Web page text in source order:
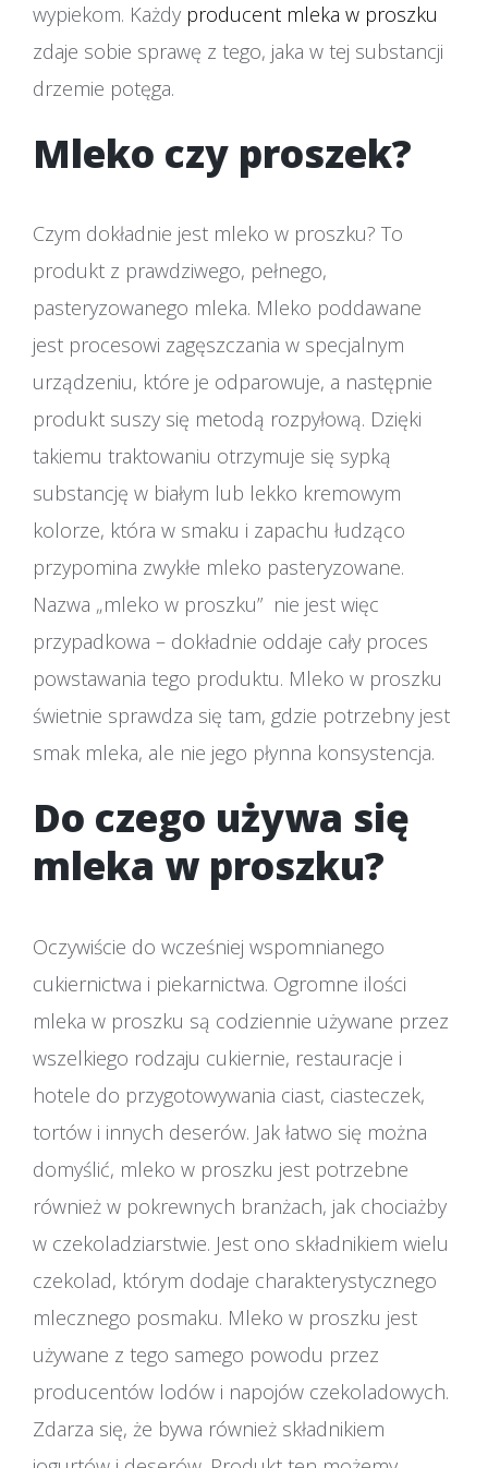
wypiekom. Każdy producent mleka w proszku
zdaje sobie sprawę z tego, jaka w tej substancji
drzemie potęga.
Mleko czy proszek?
Czym dokładnie jest mleko w proszku? To
produkt z prawdziwego, pełnego,
pasteryzowanego mleka. Mleko poddawane
jest procesowi zagęszczania w specjalnym
urządzeniu, które je odparowuje, a następnie
produkt suszy się metodą rozpyłową. Dzięki
takiemu traktowaniu otrzymuje się sypką
substancję w białym lub lekko kremowym
kolorze, która w smaku i zapachu łudząco
przypomina zwykłe mleko pasteryzowane.
Nazwa „mleko w proszku” nie jest więc
przypadkowa – dokładnie oddaje cały proces
powstawania tego produktu. Mleko w proszku
świetnie sprawdza się tam, gdzie potrzebny jest
smak mleka, ale nie jego płynna konsystencja.
Do czego używa się
mleka w proszku?
Oczywiście do wcześniej wspomnianego
cukiernictwa i piekarnictwa. Ogromne ilości
mleka w proszku są codziennie używane przez
wszelkiego rodzaju cukiernie, restauracje i
hotele do przygotowywania ciast, ciasteczek,
tortów i innych deserów. Jak łatwo się można
domyślić, mleko w proszku jest potrzebne
również w pokrewnych branżach, jak chociażby
w czekoladziarstwie. Jest ono składnikiem wielu
czekolad, którym dodaje charakterystycznego
mlecznego posmaku. Mleko w proszku jest
używane z tego samego powodu przez
producentów lodów i napojów czekoladowych.
Zdarza się, że bywa również składnikiem